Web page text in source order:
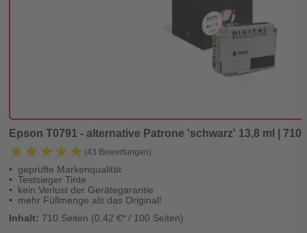
Epson T0791 - alternative Patrone 'schwarz' 13,8 ml |
★★★★★
★★★★★ (43 Bewertungen)
geprüfte Markenqualität
Testsieger Tinte
kein Verlust der Gerätegarantie
mehr Füllmenge als das Original!
Inhalt: 710 Seiten (0,42 €* / 100 Seiten)